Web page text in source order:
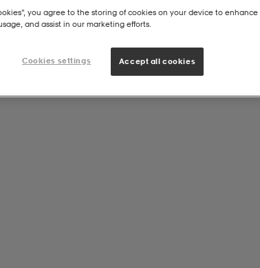
you agree to the storing of cookies on your device to enhance
and assist in our marketing efforts.
Cookies settings Accept all cookies